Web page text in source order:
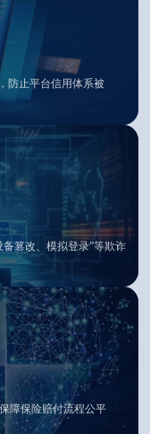
防止平台信用体系被
篡改、模拟登录”等欺诈
障保险赔付流程公平